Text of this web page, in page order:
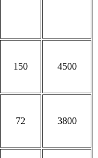
150 4500
72 3800